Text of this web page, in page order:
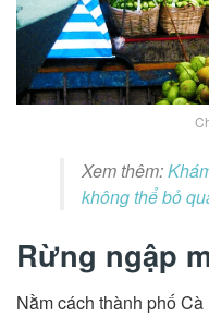
Xem thêm:
không thể bỏ
Rừng ngập
Nằm cách thành phố